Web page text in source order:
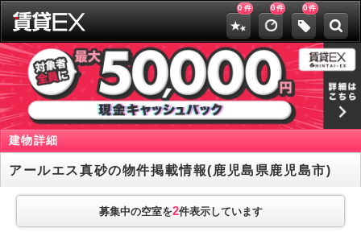
0 件 0件 0件
建物詳細
アールエス真砂の物件掲載情報(鹿児島県鹿児島市)
募集中の空室を2件表示しています